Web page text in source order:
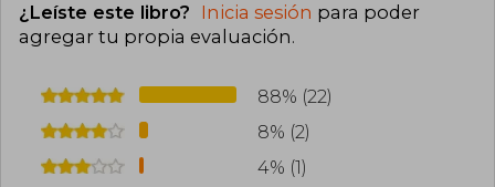
¿Leíste este libro? Inicia sesión para poder
agregar tu propia evaluación.
88% (22)
8% (2)
4% (1)